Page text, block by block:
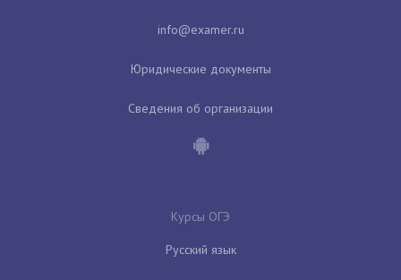
Юридические документы
Сведения об организации
Курсы ОГЭ
Русский язык